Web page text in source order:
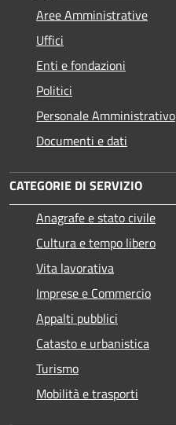
Aree Amministrative
Uffici
Enti e fondazioni
Politici
Personale Amministrativo
Documenti e dati
CATEGORIE DI SERVIZIO
Anagrafe e stato civile
Cultura e tempo libero
Vita lavorativa
Imprese e Commercio
Appalti pubblici
Catasto e urbanistica
Turismo
Mobilità e trasporti